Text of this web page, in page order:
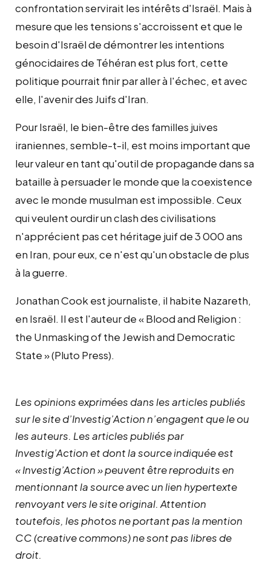
confrontation servirait les intérêts d'Israël. Mais à
mesure que les tensions s'accroissent et que le
besoin d'Israël de démontrer les intentions
génocidaires de Téhéran est plus fort, cette
politique pourrait finir par aller à l'échec, et avec
elle, l'avenir des Juifs d'Iran.
Pour Israël, le bien-être des familles juives
iraniennes, semble-t-il, est moins important que
leur valeur en tant qu'outil de propagande dans sa
bataille à persuader le monde que la coexistence
avec le monde musulman est impossible. Ceux
qui veulent ourdir un clash des civilisations
n'apprécient pas cet héritage juif de 3 000 ans
en Iran, pour eux, ce n'est qu'un obstacle de plus
à la guerre.
Jonathan Cook est journaliste, il habite Nazareth,
en Israël. Il est l'auteur de « Blood and Religion :
the Unmasking of the Jewish and Democratic
State »(Pluto Press).
Les opinions exprimées dans les articles publiés
sur le site d’Investig’Action n’engagent que le ou
les auteurs. Les articles publiés par
Investig’Action et dont la source indiquée est
« Investig’Action » peuvent être reproduits en
mentionnant la source avec un lien hypertexte
renvoyant vers le site original. Attention
toutefois, les photos ne portant pas la mention
CC (creative commons) ne sont pas libres de
droit.